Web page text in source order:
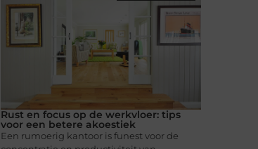
Rust en focus op de werkvloer: tips
voor een betere akoestiek
Een rumoerig kantoor is funest voor de